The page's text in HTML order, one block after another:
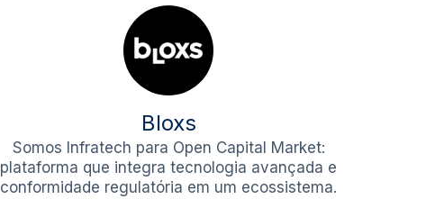
Bloxs
Somos Infratech para Open Capital Market:
plataforma que integra tecnologia avançada e
conformidade regulatória em um ecossistema.